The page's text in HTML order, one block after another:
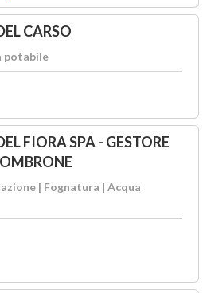
CARSO
potabile
FIORA SPA - GESTORE
| Fognatura | Acqua